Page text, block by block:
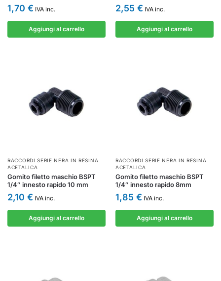
1,70 € IVA inc.
Aggiungi al carrello
2,55 € IVA inc.
Aggiungi al carrello
RACCORDI SERIE NERA IN RESINA
ACETALICA
Gomito filetto maschio BSPT
1/4″ innesto rapido 10 mm
2,10 € IVA inc.
Aggiungi al carrello
RACCORDI SERIE NERA IN RESINA
ACETALICA
Gomito filetto maschio BSPT
1/4″ innesto rapido 8mm
1,85 € IVA inc.
Aggiungi al carrello